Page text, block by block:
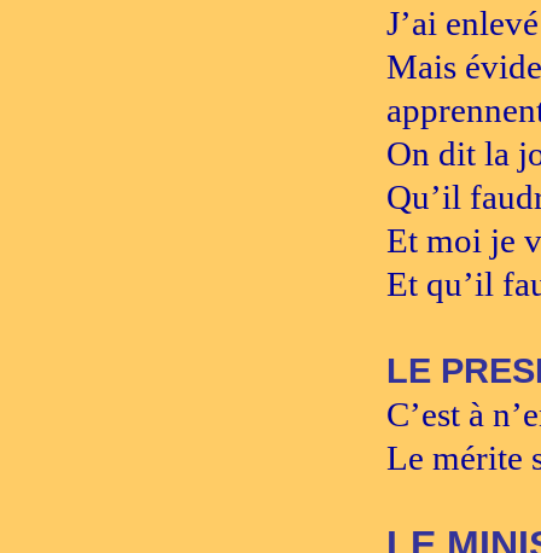
J’ai
Mais
On dit la
Qu’il
Et moi je
Et qu’il
LE
C’est à
Le mérite